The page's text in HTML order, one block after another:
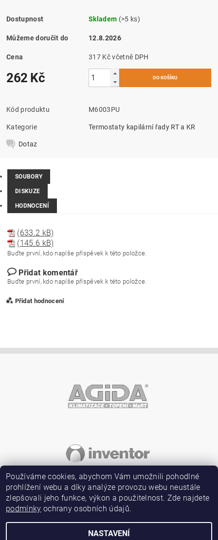
Dostupnost Skladem (>5 ks)
Můžeme doručit do 12.8.2026
Cena 317 Kč včetně DPH
262 Kč
Kód produktu M6003PU
Kategorie Termostaty kapilární řady RT a KR
Dotaz
SOUBORY
DISKUZE
HODNOCENÍ
(633.2 kB)
(145.6 kB)
Buďte první, kdo napíše příspěvek k této položce.
Přidat komentář
Buďte první, kdo napíše příspěvek k této položce.
Přidat hodnocení
Vložením hodnocení souhlasíte spodmínkami ochrany
Používáme cookies, abychom Vám umožnili pohodlné
prohlížení webu a díky analýze provozu webu neustále
zlepšovali jeho funkce, výkon a použitelnost. Zde najdete
podmínky ochrany osobních údajů.
NASTAVENÍ